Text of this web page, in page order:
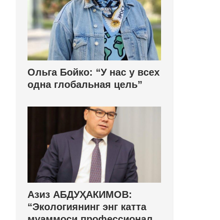
Ольга Бойко: “У нас у всех
одна глобальная цель”
Азиз АБДУҲАКИМОВ:
“Экологиянинг энг катта